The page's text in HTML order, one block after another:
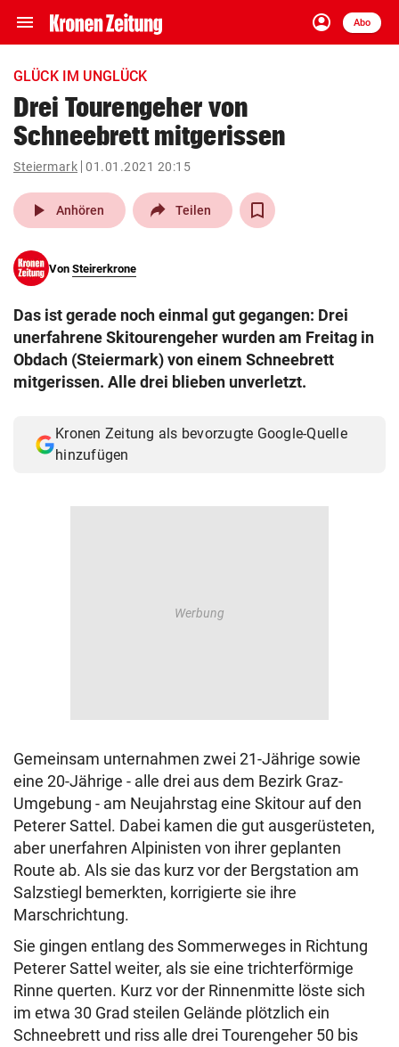
menu Navigation
ein-/ausklappen
account_circle
Anmelden
Abo
close Schließen
account_circle Anmelden
arrow_right
pin_drop
Wien arrow_right
search
eingeben
Muthgasse 2, 1190 Wien
GLÜCK IM UNGLÜCK
Drei Tourengeher von
Schneebrett mitgerissen
Steiermark 01.01.2021 20:15
play_arrow Anhören Teilen
Von Steirerkrone
Das ist gerade noch einmal gut gegangen: Drei
unerfahrene Skitourengeher wurden am Freitag in
Obdach (Steiermark) von einem Schneebrett
mitgerissen. Alle drei blieben unverletzt.
Kronen Zeitung als bevorzugte Google-Quelle
hinzufügen
Gemeinsam unternahmen zwei 21-Jährige sowie
eine 20-Jährige - alle drei aus dem Bezirk Graz-
Umgebung - am Neujahrstag eine Skitour auf den
Peterer Sattel. Dabei kamen die gut ausgerüsteten,
aber unerfahren Alpinisten von ihrer geplanten
Route ab. Als sie das kurz vor der Bergstation am
Salzstiegl bemerkten, korrigierte sie ihre
Marschrichtung.
Sie gingen entlang des Sommerweges in Richtung
Peterer Sattel weiter, als sie eine trichterförmige
Rinne querten. Kurz vor der Rinnenmitte löste sich
im etwa 30 Grad steilen Gelände plötzlich ein
Schneebrett und riss alle drei Tourengeher 50 bis